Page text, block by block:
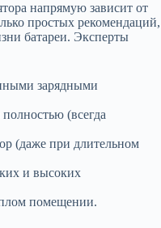
напрямую зависит от
простых рекомендаций,
батареи. Эксперты
зарядными
(всегда
(даже при длительном
и высоких
помещении.